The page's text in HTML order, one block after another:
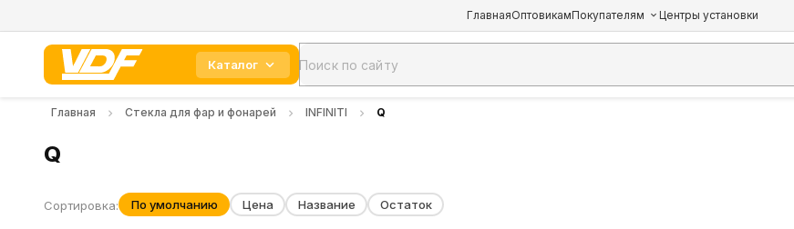
ГлавнаяОптовикамПокупателям Центры установки
Каталог
Главная Стекла для фар и фонарей INFINITI Q
Q
Сортировка: По умолчанию Цена Название Остаток